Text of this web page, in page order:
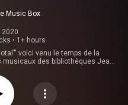
de Bordeaux
Music Box
2020
• 1+ hours
voici venu le temps de la
musicaux des bibliothèques Jean
prochaines acquisitions de CD
nos bacs.